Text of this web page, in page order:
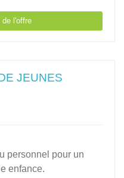
de l'offre
JEUNES
personnel pour un
enfance.